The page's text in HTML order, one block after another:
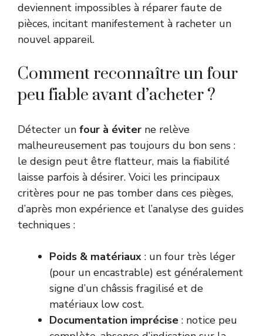
deviennent impossibles à réparer faute de
pièces, incitant manifestement à racheter un
nouvel appareil.
Comment reconnaître un four
peu fiable avant d’acheter ?
Détecter un four à éviter ne relève
malheureusement pas toujours du bon sens :
le design peut être flatteur, mais la fiabilité
laisse parfois à désirer. Voici les principaux
critères pour ne pas tomber dans ces pièges,
d’après mon expérience et l’analyse des guides
techniques :
Poids & matériaux : un four très léger
(pour un encastrable) est généralement
signe d’un châssis fragilisé et de
matériaux low cost.
Documentation imprécise : notice peu